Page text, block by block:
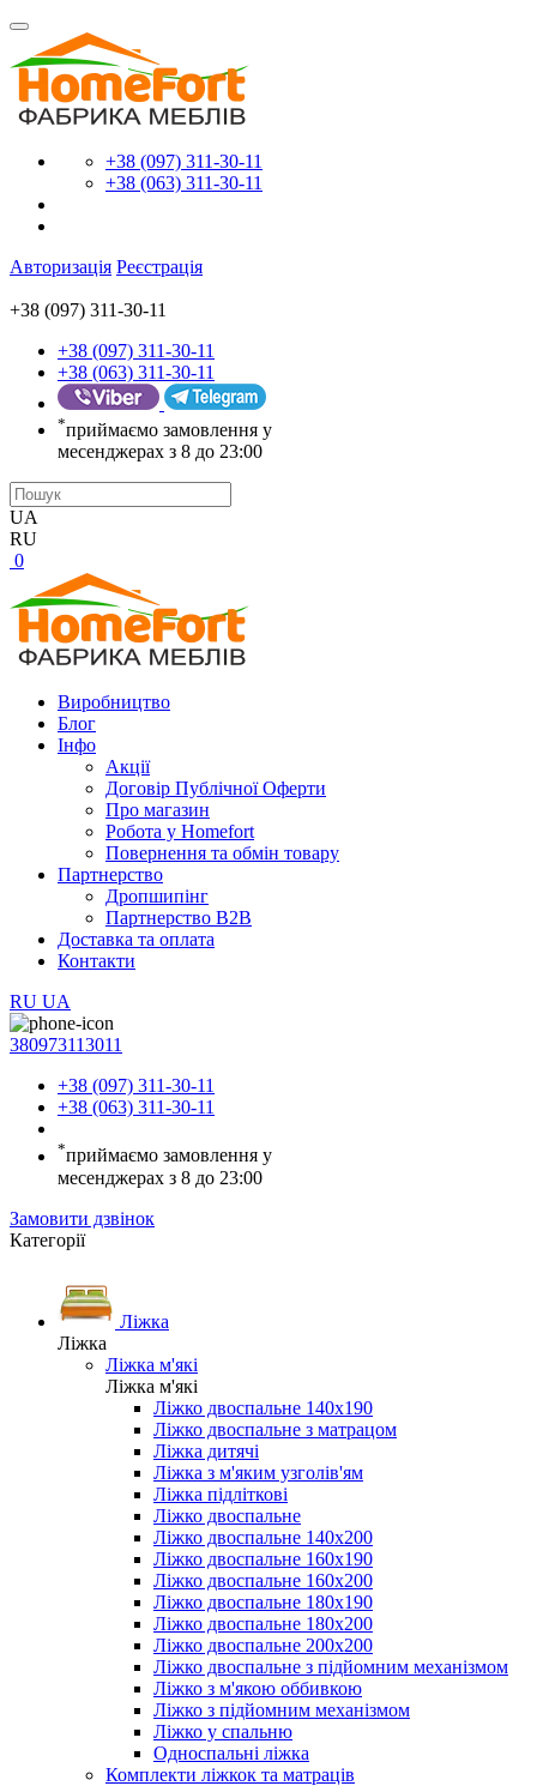
+38 (097) 311-30-11
+38 (063) 311-30-11
Авторизація Реєстрація
+38 (097) 311-30-11
+38 (097) 311-30-11
+38 (063) 311-30-11
*приймаємо замовлення у
месенджерах з 8 до 23:00
UA
RU
0
Виробництво
Блог
Інфо
Акції
Договір Публічної Оферти
Про магазин
Робота у Homefort
Повернення та обмін товару
Партнерство
Дропшипінг
Партнерство B2B
Доставка та оплата
Контакти
RU UA
380973113011
+38 (097) 311-30-11
+38 (063) 311-30-11
*приймаємо замовлення у
месенджерах з 8 до 23:00
Замовити дзвінок
Категорії
Ліжка
Ліжка
Ліжка м'які
Ліжка м'які
Ліжко двоспальне 140х190
Ліжко двоспальне з матрацом
Ліжка дитячі
Ліжка з м'яким узголів'ям
Ліжка підліткові
Ліжко двоспальне
Ліжко двоспальне 140х200
Ліжко двоспальне 160х190
Ліжко двоспальне 160х200
Ліжко двоспальне 180х190
Ліжко двоспальне 180х200
Ліжко двоспальне 200х200
Ліжко двоспальне з підйомним механізмом
Ліжко з м'якою оббивкою
Ліжко з підйомним механізмом
Ліжко у спальню
Односпальні ліжка
Комплекти ліжкок та матраців